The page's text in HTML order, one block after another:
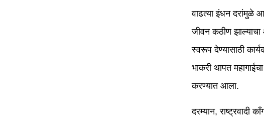
वाढत्या इंधन दरांमुळे
जीवन कठीण
स्वरूप देण्यासाठी
भाकरी थापत
करण्यात आला.
दरम्यान, राष्ट्रवादी